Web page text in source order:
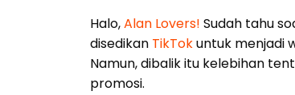
Halo,Alan Lovers! Sudah tahu
disedikan TikTokuntuk menjadi
Namun, dibalik itu kelebihan
promosi.